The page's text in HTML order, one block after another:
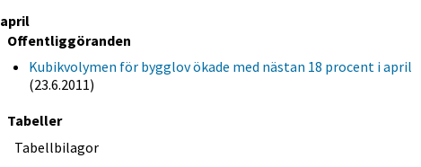
april
Offentliggöranden
Kubikvolymen för bygglov ökade med nästan 18 procent i april
(23.6.2011)
Tabeller
Tabellbilagor